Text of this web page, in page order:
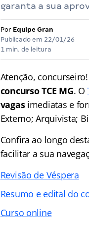
garanta a sua
Por Equipe Gran
Publicado em 22/01/26
1 min. de leitura
Atenção,
concurso TCE MG. O
vagas imediatas e
Externo; Arquivista;
Confira ao longo
facilitar a sua
Revisão de Véspera
Resumo e edital do
Curso online